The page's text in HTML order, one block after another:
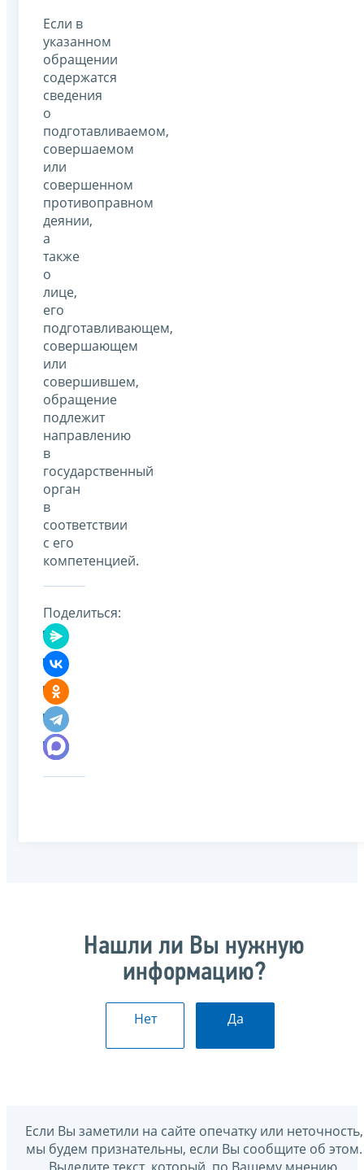
Если в
указанном
обращении
содержатся
сведения
о
подготавливаемом,
совершаемом
или
совершенном
противоправном
деянии,
а
также
о
лице,
его
подготавливающем,
совершающем
или
совершившем,
обращение
подлежит
направлению
в
государственный
орган
в
соответствии
с его
компетенцией.
Поделиться:
Нашли ли Вы нужную
информацию?
Нет Да
Если Вы заметили на сайте опечатку или неточность,
мы будем признательны, если Вы сообщите об этом.